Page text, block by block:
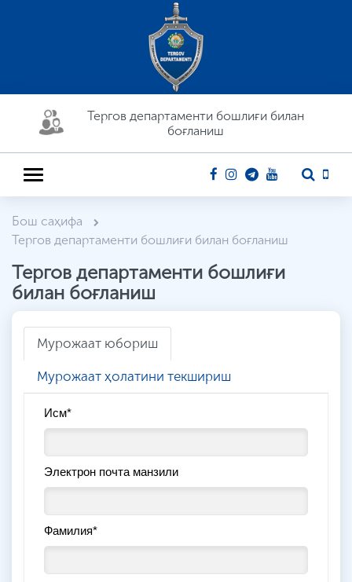
Тергов департaменти бошлиғи билан
боғланиш
Бош саҳифа
Тергов департaменти бошлиғи билан боғланиш
Тергов департaменти бошлиғи
билан боғланиш
Мурожаат юбориш
Мурожаат ҳолатини текшириш
Исм*
Электрон почта манзили
Фамилия*